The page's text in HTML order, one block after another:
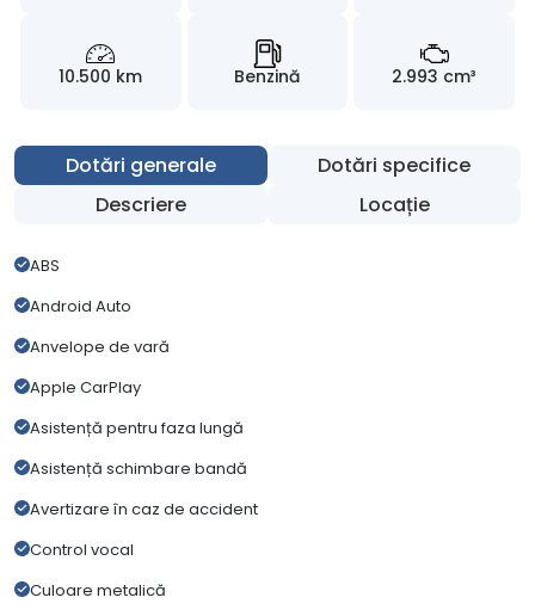
10.500 km Benzină 2.993 cm³
Dotări generale
Dotări specifice
Descriere
Locație
ABS
Android Auto
Anvelope de vară
Apple CarPlay
Asistență pentru faza lungă
Asistență schimbare bandă
Avertizare în caz de accident
Control vocal
Culoare metalică